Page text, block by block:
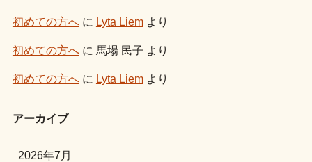
初めての方へに Lyta Liemより
初めての方へに 馬場 民子 より
初めての方へに Lyta Liemより
アーカイブ
2026年7月